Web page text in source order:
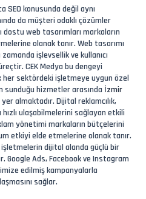
SEO konusunda değil aynı
da müşteri odaklı çözümler
web tasarımları markaların
olanak tanır. Web tasarımı
işlevsellik ve kullanıcı
CEK Medya bu dengeyi
sektördeki işletmeye uygun özel
sunduğu hizmetler arasında İzmir
almaktadır. Dijital reklamcılık,
ulaşabilmelerini sağlayan etkili
yönetimi markaların bütçelerini
etkiyi elde etmelerine olanak tanır.
dijital alanda güçlü bir
Google Ads, Facebook ve Instagram
edilmiş kampanyalarla
sağlar.